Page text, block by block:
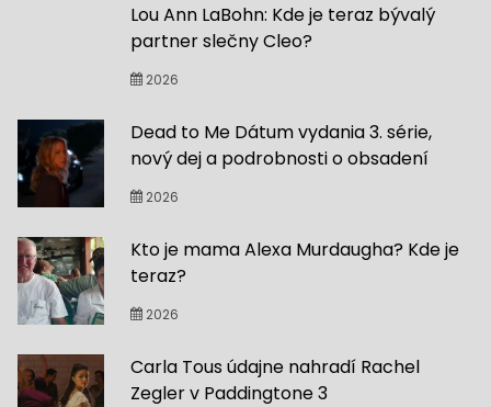
Lou Ann LaBohn: Kde je teraz bývalý
partner slečny Cleo?
2026
Dead to Me Dátum vydania 3. série,
nový dej a podrobnosti o obsadení
2026
Kto je mama Alexa Murdaugha? Kde je
teraz?
2026
Carla Tous údajne nahradí Rachel
Zegler v Paddingtone 3